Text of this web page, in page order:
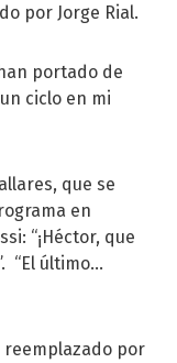
por Jorge Rial.
portado de
ciclo en mi
que se
en
“¡Héctor, que
“El último…
reemplazado por